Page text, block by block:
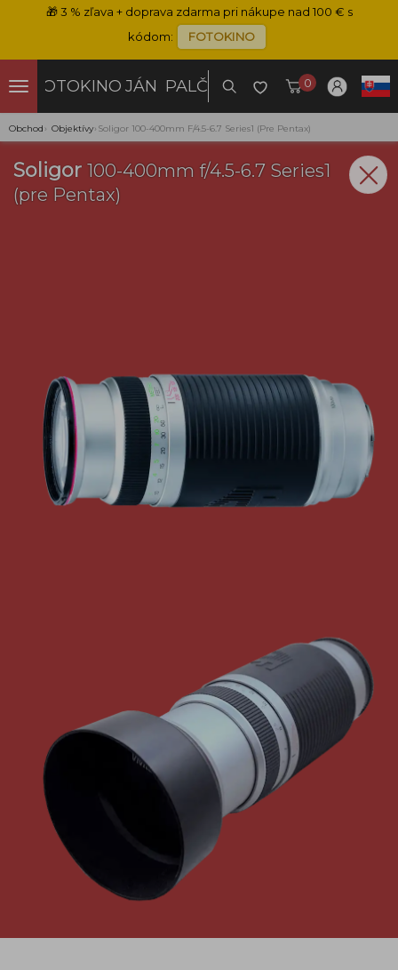
🎁3 % zľava + doprava zdarma pri nákupe nad 100 € s
kódom:
FOTOKINO
FOTOKINO JÁN PALČO 0
Obchod › Objektívy› Soligor 100-400mm F/4.5-6.7 Series1 (pre Pentax)
Soligor 100-400mm f/4.5-6.7 Series1
(pre Pentax)